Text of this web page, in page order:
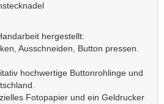
hergestellt:
Ausschneiden, Button pressen.
hochwertige Buttonrohlinge und
Fotopapier und ein Geldrucker